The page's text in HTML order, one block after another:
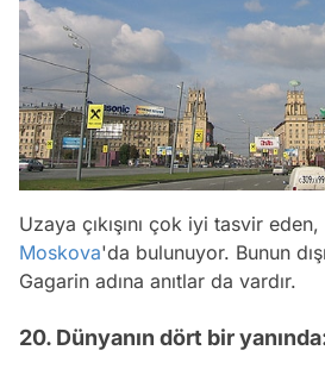
Uzaya çıkışını çok iyi tasvir
Moskova'da bulunuyor. Bunun
Gagarin adına anıtlar da vardır.
20. Dünyanın dört bir